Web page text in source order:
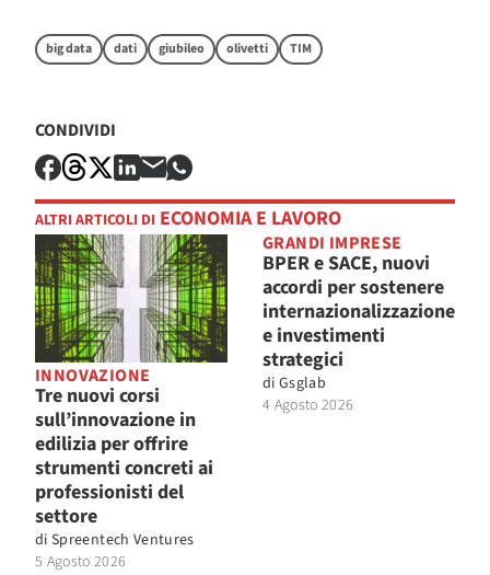
big data dati giubileo olivetti TIM
CONDIVIDI
ALTRI ARTICOLI DI ECONOMIA E LAVORO
INNOVAZIONE
Tre nuovi corsi
sull’innovazione in
edilizia per offrire
strumenti concreti ai
professionisti del
settore
di Spreentech Ventures
5 Agosto 2026
GRANDI IMPRESE
BPER e SACE, nuovi
accordi per sostenere
internazionalizzazione
e investimenti
strategici
di Gsglab
4 Agosto 2026